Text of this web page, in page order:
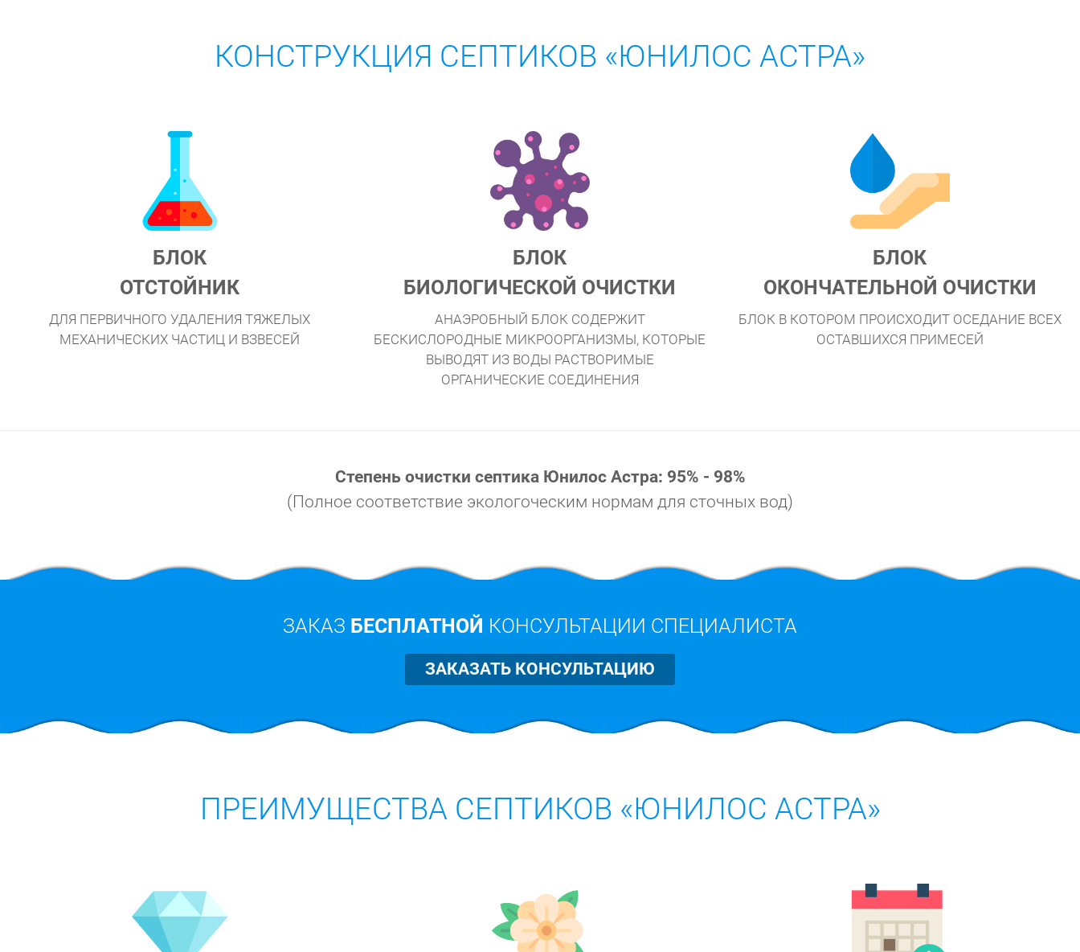
КОНСТРУКЦИЯ СЕПТИКОВ «ЮНИЛОС АСТРА»
БЛОК
ОТСТОЙНИК
ДЛЯ ПЕРВИЧНОГО УДАЛЕНИЯ ТЯЖЕЛЫХ
МЕХАНИЧЕСКИХ ЧАСТИЦ И ВЗВЕСЕЙ
БЛОК
БИОЛОГИЧЕСКОЙ ОЧИСТКИ
АНАЭРОБНЫЙ БЛОК СОДЕРЖИТ
БЕСКИСЛОРОДНЫЕ МИКРООРГАНИЗМЫ, КОТОРЫЕ
ВЫВОДЯТ ИЗ ВОДЫ РАСТВОРИМЫЕ
ОРГАНИЧЕСКИЕ СОЕДИНЕНИЯ
БЛОК
ОКОНЧАТЕЛЬНОЙ ОЧИСТКИ
БЛОК В КОТОРОМ ПРОИСХОДИТ ОСЕДАНИЕ ВСЕХ
ОСТАВШИХСЯ ПРИМЕСЕЙ
Степень очистки септика Юнилос Астра: 95% - 98%
(Полное соответствие экологоческим нормам для сточных вод)
ЗАКАЗ БЕСПЛАТНОЙ КОНСУЛЬТАЦИИ СПЕЦИАЛИСТА
ЗАКАЗАТЬ КОНСУЛЬТАЦИЮ
ПРЕИМУЩЕСТВА СЕПТИКОВ «ЮНИЛОС АСТРА»